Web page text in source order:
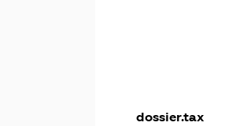
dossier.tax